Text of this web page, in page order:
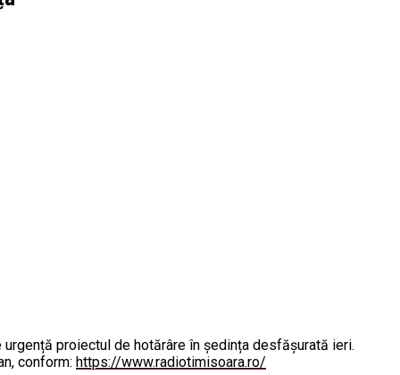
proiectul de hotărâre în ședința desfășurată ieri.
conform: https://www.radiotimisoara.ro/